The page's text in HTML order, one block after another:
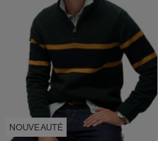
NOUVEAUTÉ